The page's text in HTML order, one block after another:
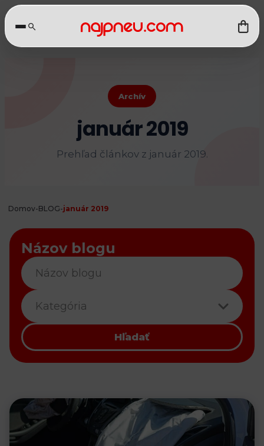
Archív
január 2019
Prehľad článkov z január 2019.
Domov-BLOG-január 2019
Názov blogu
Kategória
Hľadať